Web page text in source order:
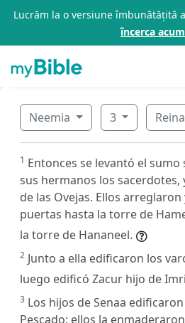
Lucrăm la o versiune îmbunătățită
încerca
Neemia 3
1 Entonces se levantó el
sus hermanos los
de las Ovejas. Ellos
puertas hasta la torre de
la torre de Hananeel.
2 Junto a ella edificaron los
luego edificó Zacur hijo de
3 Los hijos de Senaa
Pescado; ellos la